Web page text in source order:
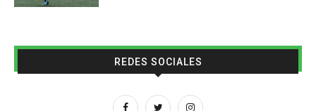
REDES SOCIALES